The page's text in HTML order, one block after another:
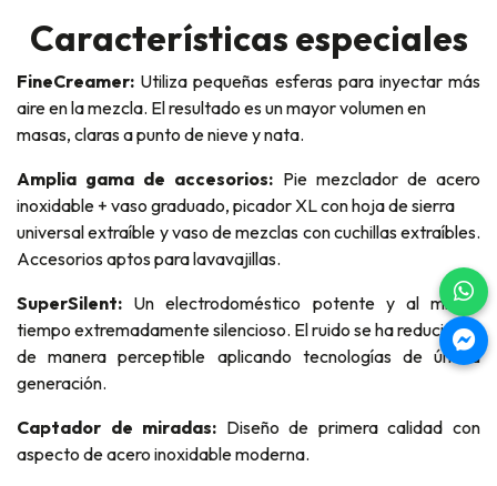
Características especiales
FineCreamer: Utiliza pequeñas esferas para inyectar más
aire en la mezcla. El resultado es un mayor volumen en
masas, claras a punto de nieve y nata.
Amplia gama de accesorios: Pie mezclador de acero
inoxidable + vaso graduado, picador XL con hoja de sierra
universal extraíble y vaso de mezclas con cuchillas extraíbles.
Accesorios aptos para lavavajillas.
SuperSilent: Un electrodoméstico potente y al mismo
tiempo extremadamente silencioso. El ruido se ha reducido
de manera perceptible aplicando tecnologías de última
generación.
Captador de miradas: Diseño de primera calidad con
aspecto de acero inoxidable moderna.